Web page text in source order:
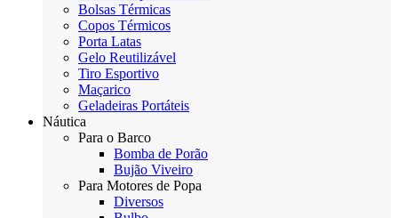
Bolsas Térmicas
Copos Térmicos
Porta Latas
Gelo Reutilizável
Tiro Esportivo
Maçarico
Geladeiras Portáteis
Náutica
Para o Barco
Bomba de Porão
Bujão Viveiro
Para Motores de Popa
Diversos